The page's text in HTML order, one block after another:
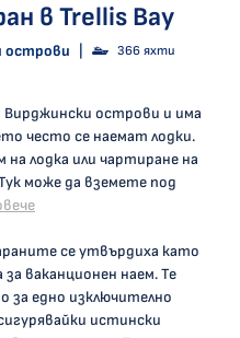
в Trellis Bay
острови 366 яхти
Вирджински острови и има
често се наемат лодки.
на лодка или чартиране на
може да вземете под
се утвърдиха като
ваканционен наем. Те
за едно изключително
истински